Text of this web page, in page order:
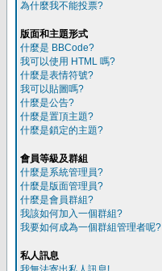
為什麼我不能投票?
版面和主題形式
什麼是 BBCode?
我可以使用 HTML 嗎?
什麼是表情符號?
我可以貼圖嗎?
什麼是公告?
什麼是置頂主題?
什麼是鎖定的主題?
會員等級及群組
什麼是系統管理員?
什麼是版面管理員?
什麼是會員群組?
我該如何加入一個群組?
我要如何成為一個群組管理者呢?
私人訊息